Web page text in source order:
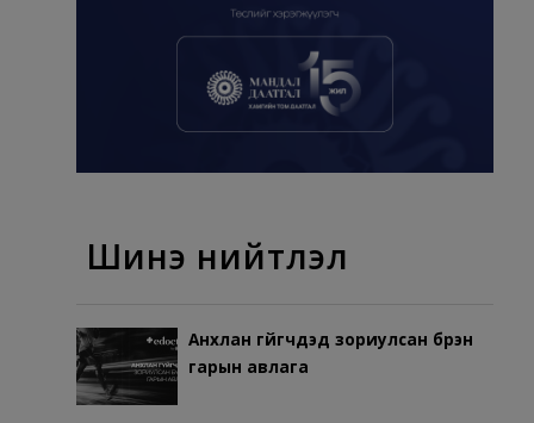
Шинэ нийтлэл
Анхлан гүйгчдэд зориулсан бүрэн
гарын авлага